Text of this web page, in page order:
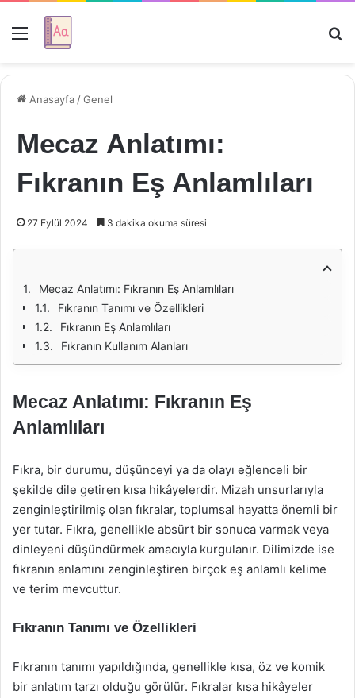
Menü
Anasayfa /Genel
Mecaz Anlatımı:
Fıkranın Eş Anlamlıları
27 Eylül 2024 3 dakika okuma süresi
Mecaz Anlatımı: Fıkranın Eş Anlamlıları
Fıkranın Tanımı ve Özellikleri
Fıkranın Eş Anlamlıları
Fıkranın Kullanım Alanları
Mecaz Anlatımı: Fıkranın Eş
Anlamlıları
Fıkra, bir durumu, düşünceyi ya da olayı eğlenceli bir
şekilde dile getiren kısa hikâyelerdir. Mizah unsurlarıyla
zenginleştirilmiş olan fıkralar, toplumsal hayatta önemli bir
yer tutar. Fıkra, genellikle absürt bir sonuca varmak veya
dinleyeni düşündürmek amacıyla kurgulanır. Dilimizde ise
fıkranın anlamını zenginleştiren birçok eş anlamlı kelime
ve terim mevcuttur.
Fıkranın Tanımı ve Özellikleri
Fıkranın tanımı yapıldığında, genellikle kısa, öz ve komik
bir anlatım tarzı olduğu görülür. Fıkralar kısa hikâyeler